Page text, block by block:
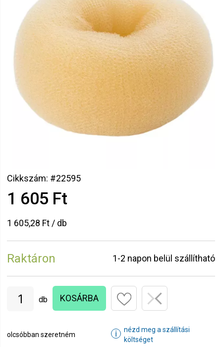
Cikkszám: #22595
1 605 Ft
1 605,28 Ft / db
Raktáron 1-2 napon belül szállítható
db KOSÁRBA
olcsóbban szeretném ℹ
nézd meg a szállítási
költséget